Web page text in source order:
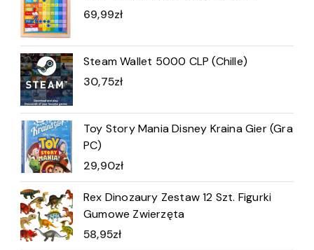
69,99zł
Steam Wallet 5000 CLP (Chille)
30,75zł
Toy Story Mania Disney Kraina Gier (Gra
PC)
29,90zł
Rex Dinozaury Zestaw 12 Szt. Figurki
Gumowe Zwierzęta
58,95zł